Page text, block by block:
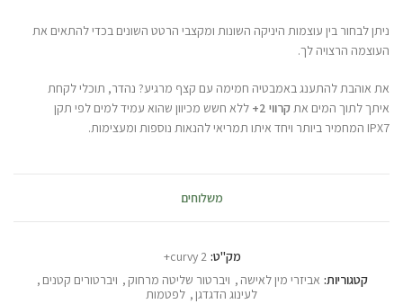
ניתן לבחור בין עוצמות היניקה השונות ומקצבי הרטט השונים בכדי להתאים את
העוצמה הרצויה לך.
את אוהבת להתענג באמבטיה חמימה עם קצף מרגיע? נהדר, תוכלי לקחת
איתך לתוך המים אתקרווי 2+
ללא חשש מכיוון שהוא עמיד למים לפי תקן
IPX7 המחמיר ביותר ויחד איתו תמריאי להנאות נוספות ומעצימות.
משלוחים
מק"ט: curvy 2+
קטגוריות: אביזרי מין לאישה , ויברטור שליטה מרחוק , ויברטורים קטנים ,
לעינוג הדגדגן, לפטמות